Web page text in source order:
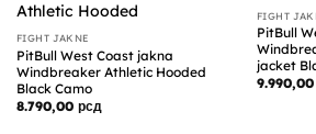
FIGHT JAKNE
PitBull West Coast jakna
Windbreaker Athletic Hooded
Black Camo
8.790,00 рсд
FIGHT
PitBull
jacket
9.990,00